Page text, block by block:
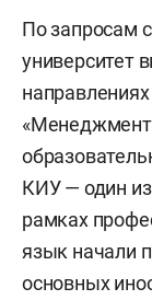
По запросам
университет
КИУ — один
рамках
язык начали
основных